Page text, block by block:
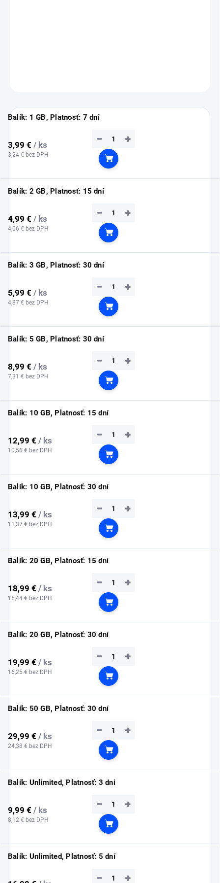
Balík: 1 GB, Platnosť: 7 dní
3,99 € / ks
3,24 € bez DPH
+
−
Do košíka
Balík: 2 GB, Platnosť: 15 dní
4,99 € / ks
4,06 € bez DPH
+
−
Do košíka
Balík: 3 GB, Platnosť: 30 dní
5,99 € / ks
4,87 € bez DPH
+
−
Do košíka
Balík: 5 GB, Platnosť: 30 dní
8,99 € / ks
7,31 € bez DPH
+
−
Do košíka
Balík: 10 GB, Platnosť: 15 dní
12,99 € / ks
10,56 € bez DPH
+
−
Do košíka
Balík: 10 GB, Platnosť: 30 dní
13,99 € / ks
11,37 € bez DPH
+
−
Do košíka
Balík: 20 GB, Platnosť: 15 dní
18,99 € / ks
15,44 € bez DPH
+
−
Do košíka
Balík: 20 GB, Platnosť: 30 dní
19,99 € / ks
16,25 € bez DPH
+
−
Do košíka
Balík: 50 GB, Platnosť: 30 dní
29,99 € / ks
24,38 € bez DPH
+
−
Do košíka
Balík: Unlimited, Platnosť: 3 dni
9,99 € / ks
8,12 € bez DPH
+
−
Do košíka
Balík: Unlimited, Platnosť: 5 dní
+
−